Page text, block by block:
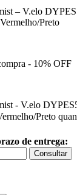
– V.elo
Preto
- 10% OFF
- V.elo
Preto
de entrega:
Consultar